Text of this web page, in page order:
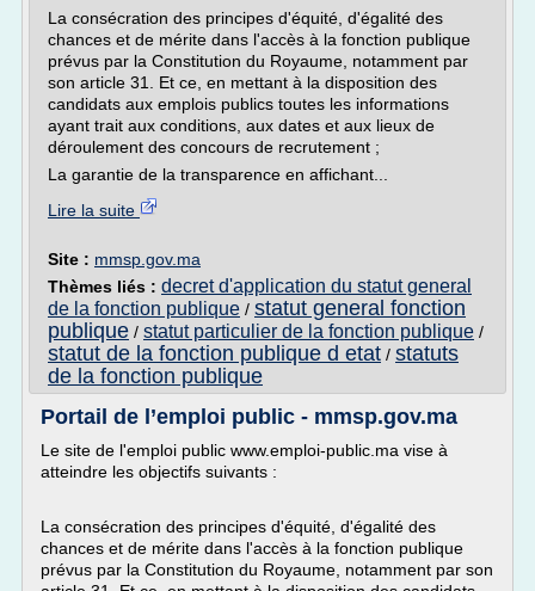
La consécration des principes d'équité, d'égalité des
chances et de mérite dans l'accès à la fonction publique
prévus par la Constitution du Royaume, notamment par
son article 31. Et ce, en mettant à la disposition des
candidats aux emplois publics toutes les informations
ayant trait aux conditions, aux dates et aux lieux de
déroulement des concours de recrutement ;
La garantie de la transparence en affichant...
Lire la suite
Site : mmsp.gov.ma
Thèmes liés : decret d'application du statut general
de la fonction publique / statut general fonction
publique / statut particulier de la fonction publique /
statut de la fonction publique d etat / statuts
de la fonction publique
Portail de l’emploi public - mmsp.gov.ma
Le site de l'emploi public www.emploi-public.ma vise à
atteindre les objectifs suivants :
La consécration des principes d'équité, d'égalité des
chances et de mérite dans l'accès à la fonction publique
prévus par la Constitution du Royaume, notamment par son